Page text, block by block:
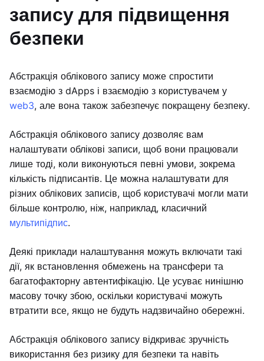
запису для підвищення
безпеки
Абстракція облікового запису може спростити
взаємодію з dApps і взаємодію з користувачем у
web3, але вона також забезпечує покращену безпеку.
Абстракція облікового запису дозволяє вам
налаштувати облікові записи, щоб вони працювали
лише тоді, коли виконуються певні умови, зокрема
кількість підписантів. Це можна налаштувати для
різних облікових записів, щоб користувачі могли мати
більше контролю, ніж, наприклад, класичний
мультипідпис.
Деякі приклади налаштування можуть включати такі
дії, як встановлення обмежень на трансфери та
багатофакторну автентифікацію. Це усуває нинішню
масову точку збою, оскільки користувачі можуть
втратити все, якщо не будуть надзвичайно обережні.
Абстракція облікового запису відкриває зручність
використання без ризику для безпеки та навіть